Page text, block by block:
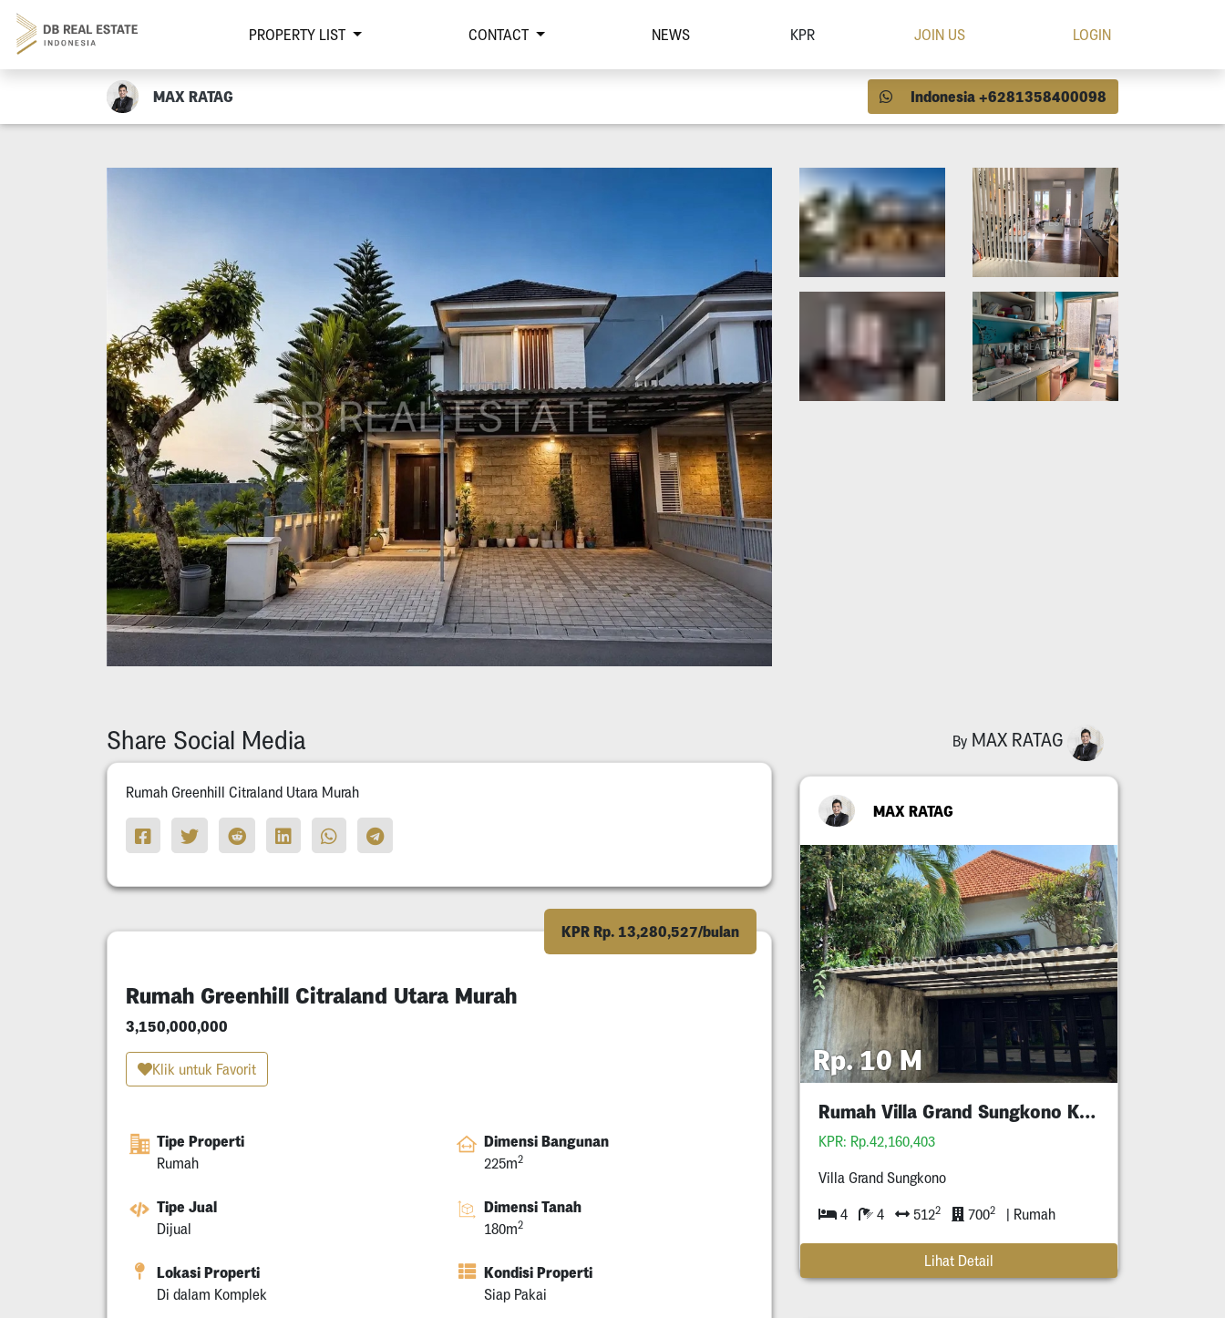
PROPERTY LIST CONTACT NEWS KPR JOIN US LOGIN
MAX RATAG Indonesia +6281358400098
Share Social Media
Rumah Greenhill Citraland Utara Murah
KPR Rp. 13,280,527/bulan
Rumah Greenhill Citraland Utara Murah
3,150,000,000
Klik untuk Favorit
Tipe Properti
Rumah
Dimensi Bangunan
225m2
Tipe Jual
Dijual
Dimensi Tanah
180m2
Lokasi Properti
Di dalam Komplek
Kondisi Properti
Siap Pakai
By MAX RATAG
MAX RATAG
Rp. 10 M
Rumah Villa Grand Sungkono Kupang Pakis
KPR: Rp.42,160,403
Villa Grand Sungkono
4 4 5122 7002 | Rumah
Lihat Detail